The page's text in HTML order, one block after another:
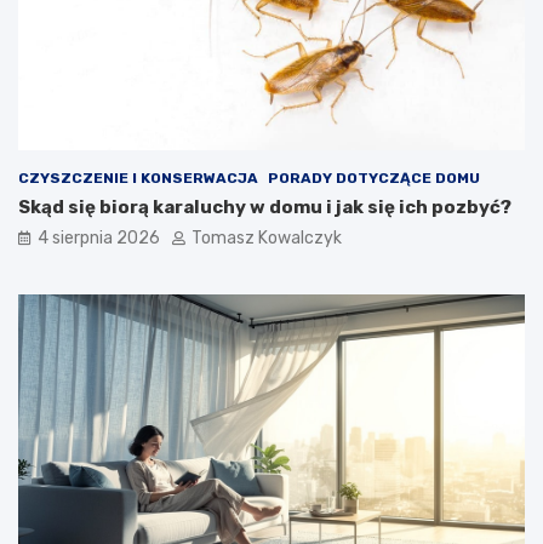
CZYSZCZENIE I KONSERWACJA PORADY DOTYCZĄCE DOMU
Skąd się biorą karaluchy w domu i jak się ich pozbyć?
4 sierpnia 2026 Tomasz Kowalczyk